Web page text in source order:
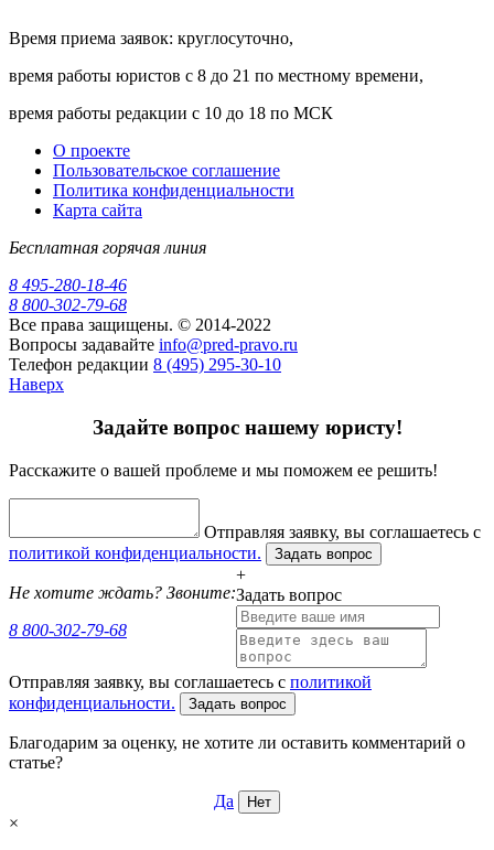
Время приема заявок: круглосуточно,
время работы юристов с 8 до 21 по местному времени,
время работы редакции с 10 до 18 по МСК
О проекте
Пользовательское соглашение
Политика конфиденциальности
Карта сайта
Бесплатная горячая линия
8 495-280-18-46
8 800-302-79-68
Все права защищены. © 2014-2022
Вопросы задавайте info@pred-pravo.ru
Телефон редакции 8 (495) 295-30-10
Наверх
Задайте вопрос нашему юристу!
Расскажите о вашей проблеме и мы поможем ее решить!
Отправляя заявку, вы соглашаетесь с
политикой конфиденциальности.
Задать вопрос
Не хотите ждать? Звоните:
8 800-302-79-68
+
Задать вопрос
Отправляя заявку, вы соглашаетесь с политикой
конфиденциальности.
Задать вопрос
Благодарим за оценку, не хотите ли оставить комментарий о
статье?
Да Нет
×